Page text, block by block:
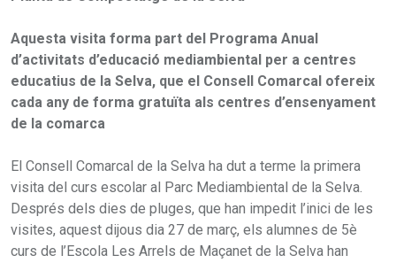
Aquesta visita forma part del Programa Anual
d’activitats d’educació mediambiental per a centres
educatius de la Selva, que el Consell Comarcal ofereix
cada any de forma gratuïta als centres d’ensenyament
de la comarca
El Consell Comarcal de la Selva ha dut a terme la primera
visita del curs escolar al Parc Mediambiental de la Selva.
Després dels dies de pluges, que han impedit l’inici de les
visites, aquest dijous dia 27 de març, els alumnes de 5è
curs de l’Escola Les Arrels de Maçanet de la Selva han